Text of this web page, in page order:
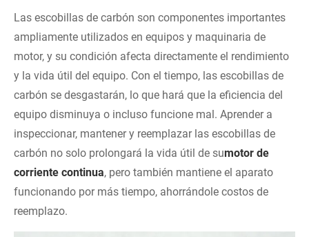
Las escobillas de carbón son componentes importantes
ampliamente utilizados en equipos y maquinaria de
motor, y su condición afecta directamente el rendimiento
y la vida útil del equipo. Con el tiempo, las escobillas de
carbón se desgastarán, lo que hará que la eficiencia del
equipo disminuya o incluso funcione mal. Aprender a
inspeccionar, mantener y reemplazar las escobillas de
carbón no solo prolongará la vida útil de sumotor de
corriente continua, pero también mantiene el aparato
funcionando por más tiempo, ahorrándole costos de
reemplazo.